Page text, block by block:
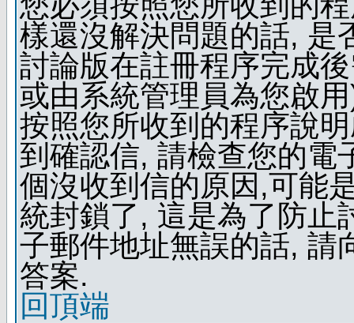
樣還沒解決問題的話, 是
討論版在註冊程序完成
或由系統管理員為您啟
按照您所收到的程序說
到確認信, 請檢查您的電
個沒收到信的原因,可能
統封鎖了, 這是為了防止
子郵件地址無誤的話, 請
答案.
回頂端